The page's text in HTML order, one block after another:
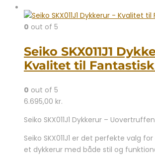
0 out of 5
Seiko SKX011J1
Kvalitet til
0 out of 5
6.695,00 kr.
Seiko SKX011J1 Dykkerur –
Seiko SKX011J1 er det perfekte valg
et dykkerur med både stil og